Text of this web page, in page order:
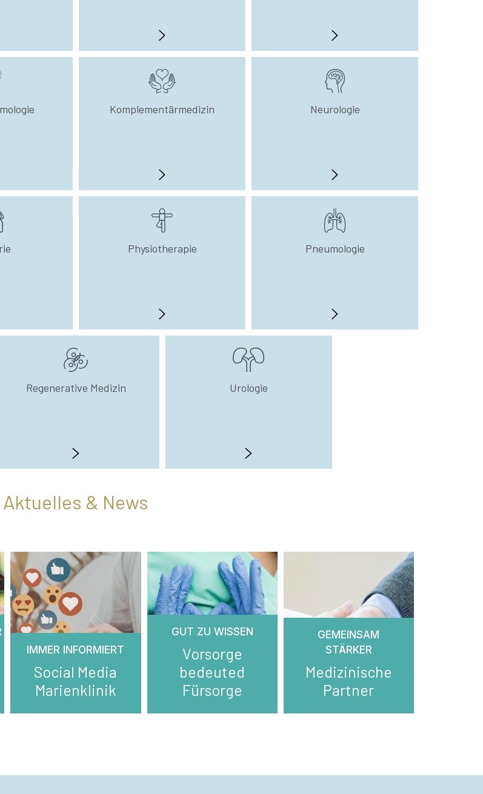
Komplementärmedizin Neurologie
Physiotherapie Pneumologie
Regenerative Medizin Urologie
Aktuelles & News
IMMER INFORMIERT
Social Media
Marienklinik
GUT ZU WISSEN
Vorsorge
bedeuted
Fürsorge
GEMEINSAM
STÄRKER
Medizinische
Partner